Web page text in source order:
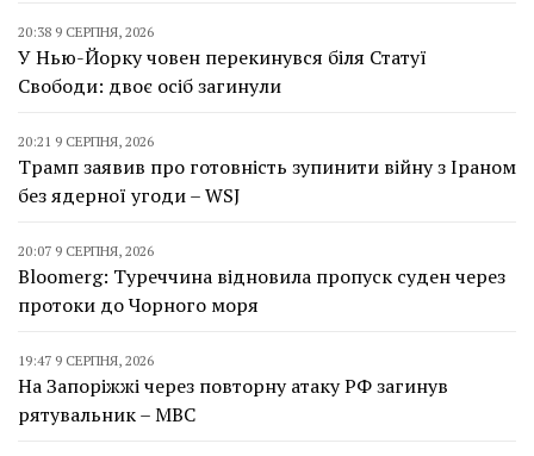
20:38 9 СЕРПНЯ, 2026
У Нью-Йорку човен перекинувся біля Статуї
Свободи: двоє осіб загинули
20:21 9 СЕРПНЯ, 2026
Трамп заявив про готовність зупинити війну з Іраном
без ядерної угоди – WSJ
20:07 9 СЕРПНЯ, 2026
Bloomerg: Туреччина відновила пропуск суден через
протоки до Чорного моря
19:47 9 СЕРПНЯ, 2026
На Запоріжжі через повторну атаку РФ загинув
рятувальник – МВС